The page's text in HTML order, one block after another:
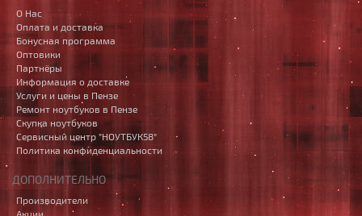
О Нас
Оплата и доставка
Бонусная программа
Оптовики
Партнёры
Информация о доставке
Услуги и цены в Пензе
Ремонт ноутбуков в Пензе
Скупка ноутбуков
Сервисный центр "НОУТБУК58"
Политика конфиденциальности
ДОПОЛНИТЕЛЬНО
Производители
Акции